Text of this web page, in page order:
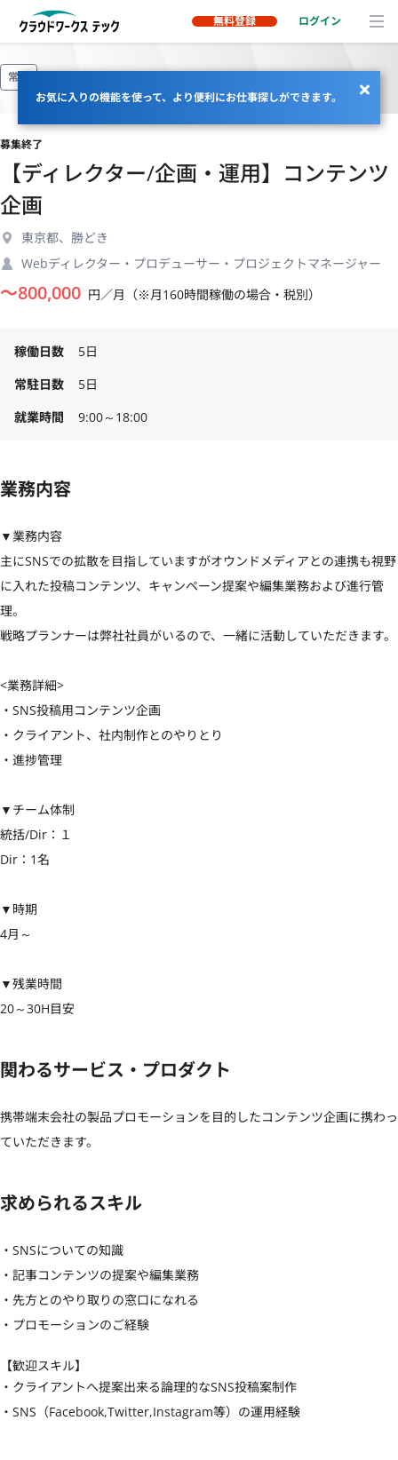
無料登録 ログイン
お気に入りの機能を使って、より便利にお仕事探しができます。
常駐
募集終了
【ディレクター/企画・運用】コンテンツ
企画
東京都、勝どき
Webディレクター・プロデューサー・プロジェクトマネージャー
〜800,000 円／月（※月160時間稼働の場合・税別）
稼働日数
5日
常駐日数
5日
就業時間
9:00～18:00
業務内容
▼業務内容
主にSNSでの拡散を目指していますがオウンドメディアとの連携も視野
に入れた投稿コンテンツ、キャンペーン提案や編集業務および進行管
理。
戦略プランナーは弊社社員がいるので、一緒に活動していただきます。
<業務詳細>
・SNS投稿用コンテンツ企画
・クライアント、社内制作とのやりとり
・進捗管理
▼チーム体制
統括/Dir：１
Dir：1名
▼時期
4月～
▼残業時間
20～30H目安
関わるサービス・プロダクト
携帯端末会社の製品プロモーションを目的したコンテンツ企画に携わっ
ていただきます。
求められるスキル
・SNSについての知識
・記事コンテンツの提案や編集業務
・先方とのやり取りの窓口になれる
・プロモーションのご経験
【歓迎スキル】
・クライアントへ提案出来る論理的なSNS投稿案制作
・SNS（Facebook,Twitter,Instagram等）の運用経験